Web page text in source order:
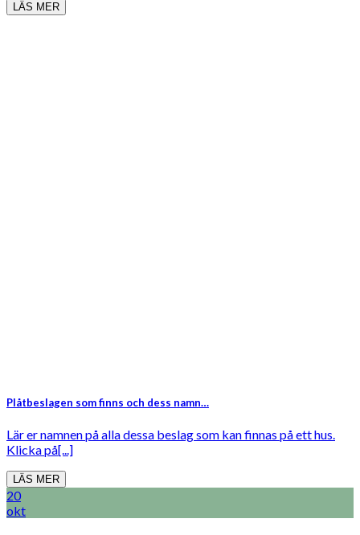
LÄS MER
Plåtbeslagen som finns och dess namn…
Lär er namnen på alla dessa beslag som kan finnas på ett hus.
Klicka på[...]
LÄS MER
20
okt